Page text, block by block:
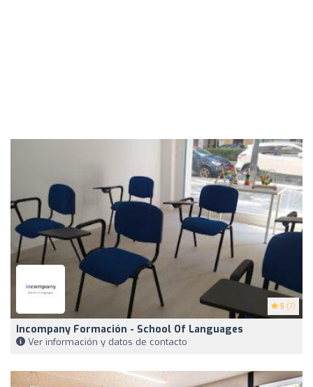
5 (7)
Incompany Formación - School Of Languages
Ver información y datos de contacto